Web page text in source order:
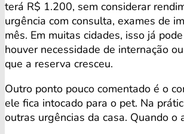
terá R$ 1.200, sem considerar
urgência com consulta, exames de
mês. Em muitas cidades, isso já
houver necessidade de internação
que a reserva cresceu.
Outro ponto pouco comentado é o
ele fica intocado para o pet. Na
outras urgências da casa. Quando